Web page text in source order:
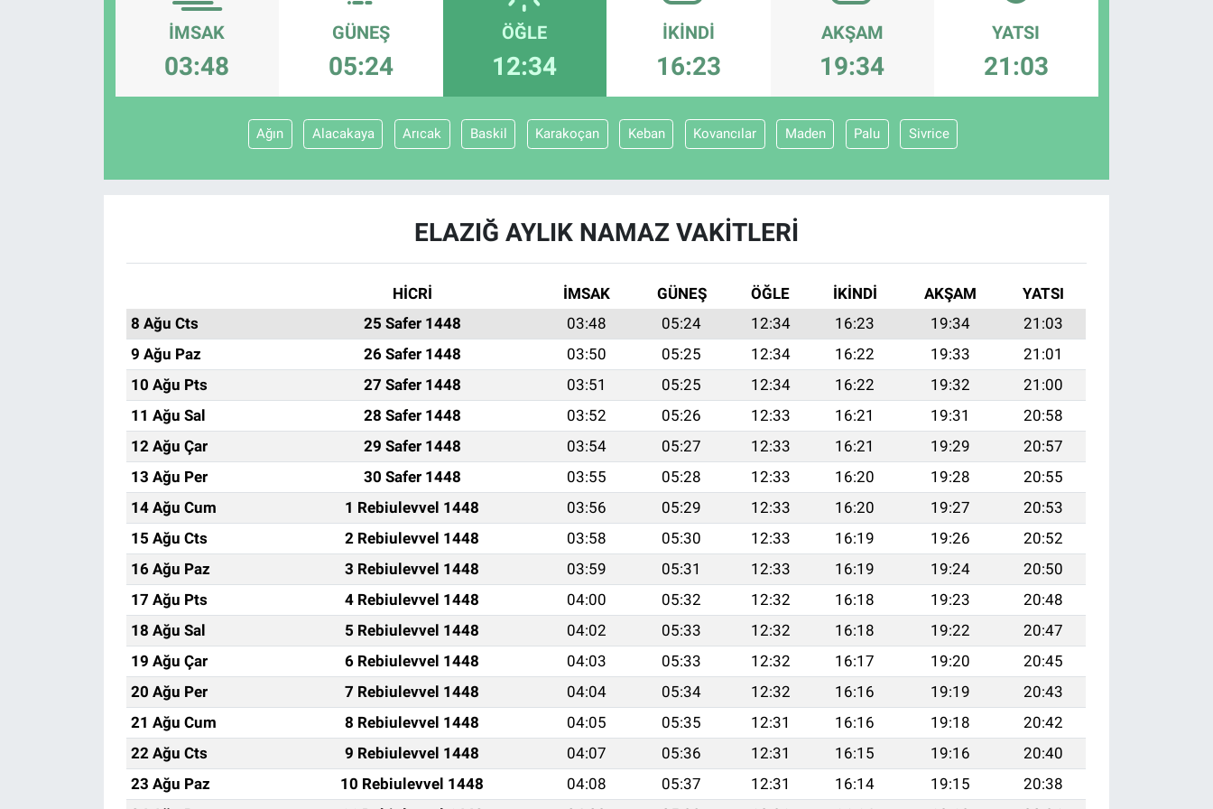
İMSAK
03:48
GÜNEŞ
05:24
ÖĞLE
12:34
İKINDI
16:23
AKŞAM
19:34
YATSI
21:03
Ağın Alacakaya Arıcak Baskil Karakoçan Keban Kovancılar Maden Palu Sivrice
ELAZIĞ AYLIK NAMAZ VAKITLERI
HİCRİ İMSAK GÜNEŞ ÖĞLE İKINDI AKŞAM
YATSI
8 Ağu Cts
25 Safer 1448 03:48 05:24 12:34 16:23 19:34
21:03
9 Ağu Paz
26 Safer 1448 03:50 05:25 12:34 16:22 19:33
21:01
10 Ağu Pts
27 Safer 1448 03:51 05:25 12:34 16:22 19:32
21:00
11 Ağu Sal
28 Safer 1448 03:52 05:26 12:33 16:21 19:31
20:58
12 Ağu Çar
29 Safer 1448 03:54 05:27 12:33 16:21 19:29
20:57
13 Ağu Per
30 Safer 1448 03:55 05:28 12:33 16:20 19:28
20:55
14 Ağu Cum
1 Rebiulevvel 1448 03:56 05:29 12:33 16:20 19:27
20:53
15 Ağu Cts
2 Rebiulevvel 1448 03:58 05:30 12:33 16:19 19:26
20:52
16 Ağu Paz
3 Rebiulevvel 1448 03:59 05:31 12:33 16:19 19:24
20:50
17 Ağu Pts
4 Rebiulevvel 1448 04:00 05:32 12:32 16:18 19:23
20:48
18 Ağu Sal
5 Rebiulevvel 1448 04:02 05:33 12:32 16:18 19:22
20:47
19 Ağu Çar
6 Rebiulevvel 1448 04:03 05:33 12:32 16:17 19:20
20:45
20 Ağu Per
7 Rebiulevvel 1448 04:04 05:34 12:32 16:16 19:19
20:43
21 Ağu Cum
8 Rebiulevvel 1448 04:05 05:35 12:31 16:16 19:18
20:42
22 Ağu Cts
9 Rebiulevvel 1448 04:07 05:36 12:31 16:15 19:16
20:40
23 Ağu Paz
10 Rebiulevvel 1448 04:08 05:37 12:31 16:14 19:15
20:38